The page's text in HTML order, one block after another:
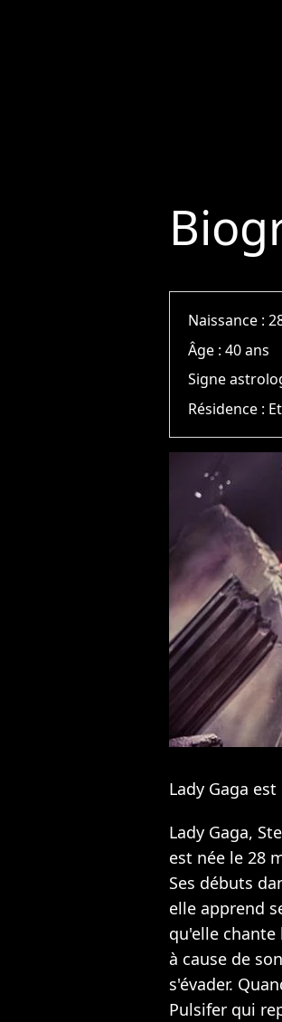
Naissance :
Âge :40 ans
Signe
Résidence :
Lady Gaga
Lady Gaga,
est née le 28
Ses débuts
elle apprend
qu'elle
à cause de
s'évader.
Pulsifer qui